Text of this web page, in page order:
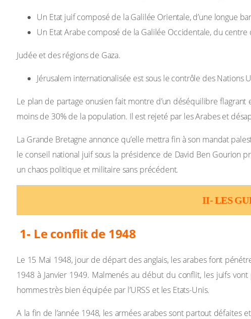
Un Etat juif composé de la Galilée Orientale, d’une longue
Un Etat Arabe composé de la Galilée Occidentale, du centre
Judée et des régions de Gaza.
Jérusalem internationalisée est sous le contrôle des Nations
Le plan de partage onusien fait montre d’un déséquilibre
moins de 30% de la population. Il est rejeté par les Arabes et
La Grande Bretagne annonce qu’elle mettra fin à son mandat
le conseil national juif sous la présidence de David Ben Gourion
un chaos politique et militaire sans précédent.
II- LES
1- Le conflit de 1948
Le 15 Mai 1948, jour de départ des anglais, les arabes font
1948 à Janvier 1949. Malmenés au début du conflit, les juifs
hommes très bien équipée par l’URSS et les Etats-Unis.
A la fin de l’année 1948, les armées arabes sont partout défaites